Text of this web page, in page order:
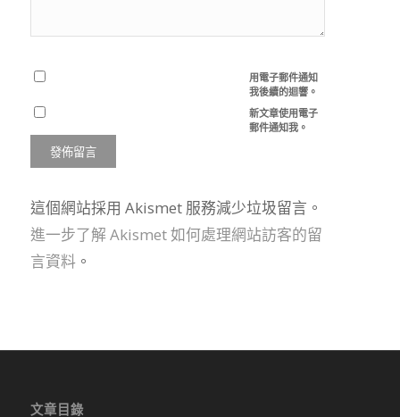
用電子郵件通知
我後續的迴響。
新文章使用電子
郵件通知我。
這個網站採用 Akismet 服務減少垃圾留言。
進一步了解 Akismet 如何處理網站訪客的留
言資料。
文章目錄